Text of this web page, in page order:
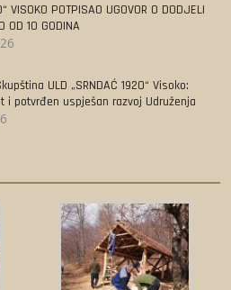
VISOKO POTPISAO UGOVOR O DODJELI
OD 10 GODINA
ULD „SRNDAĆ 1920“ Visoko:
i potvrđen uspješan razvoj Udruženja